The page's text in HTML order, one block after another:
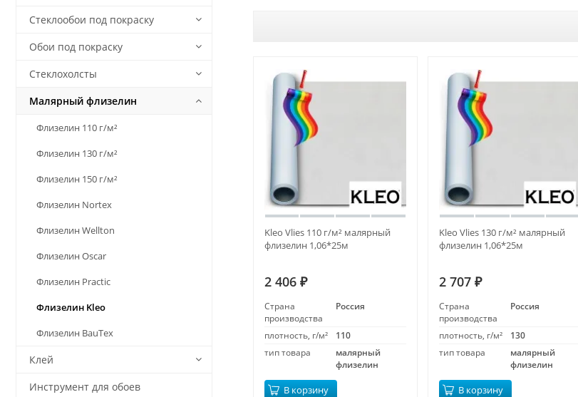
Kleo Vlies 110 г/м² малярный
флизелин 1,06*25м
2 406 ₽
Страна
производства
Россия
плотность, г/м²
110
тип товара
малярный
флизелин
В корзину
Kleo Vlies 130 г/м² малярный
флизелин 1,06*25м
2 707 ₽
Страна
производства
Россия
плотность, г/м²
130
тип товара
малярный
флизелин
В корзину
Стеклообои под покраску
Обои под покраску
Стеклохолсты
Малярный флизелин
Флизелин 110 г/м²
Флизелин 130 г/м²
Флизелин 150 г/м²
Флизелин Nortex
Флизелин Wellton
Флизелин Oscar
Флизелин Practic
Флизелин Kleo
Флизелин BauTex
Клей
Инструмент для обоев